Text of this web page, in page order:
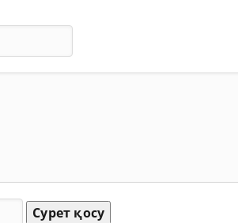
Сурет қосу